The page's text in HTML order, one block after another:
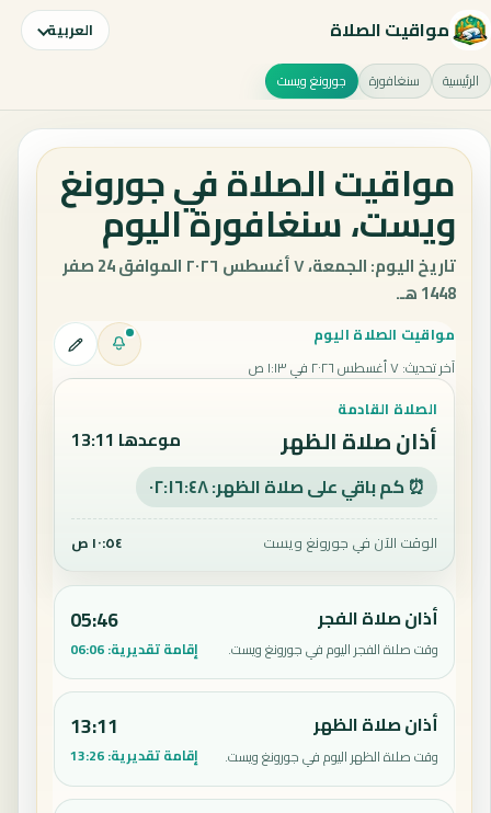
مواقيت الصلاة العربية
الرئيسية سنغافورة جورونغ ويست
مواقيت الصلاة في جورونغ
ويست، سنغافورة اليوم
تاريخ اليوم: الجمعة، ٧ أغسطس ٢٠٢٦ الموافق 24 صفر
1448 هـ.
مواقيت الصلاة اليوم
آخر تحديث:٧ أغسطس ٢٠٢٦ في ١:١٣ ص
الصلاة القادمة
أذان صلاة الظهر موعدها 13:11
⏰ كم باقي على صلاة الظهر: ٠٢:١٦:٤٧
الوقت الآن في جورونغ ويست ١٠:٥٤ ص
أذان صلاة الفجر
وقت صلاة الفجر اليوم في جورونغ ويست.
05:46
إقامة تقديرية:06:06
أذان صلاة الظهر
وقت صلاة الظهر اليوم في جورونغ ويست.
13:11
إقامة تقديرية:13:26